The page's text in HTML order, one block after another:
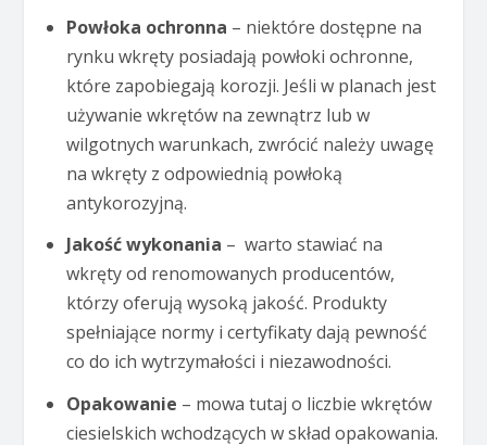
Powłoka ochronna – niektóre dostępne na
rynku wkręty posiadają powłoki ochronne,
które zapobiegają korozji. Jeśli w planach jest
używanie wkrętów na zewnątrz lub w
wilgotnych warunkach, zwrócić należy uwagę
na wkręty z odpowiednią powłoką
antykorozyjną.
Jakość wykonania – warto stawiać na
wkręty od renomowanych producentów,
którzy oferują wysoką jakość. Produkty
spełniające normy i certyfikaty dają pewność
co do ich wytrzymałości i niezawodności.
Opakowanie – mowa tutaj o liczbie wkrętów
ciesielskich wchodzących w skład opakowania.